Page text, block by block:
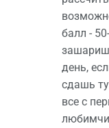
балл -
день,
сдашь
все с